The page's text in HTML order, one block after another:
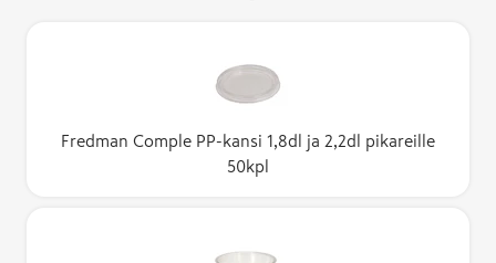
Fredman Comple PP-kansi 1,8dl ja 2,2dl pikareille
50kpl